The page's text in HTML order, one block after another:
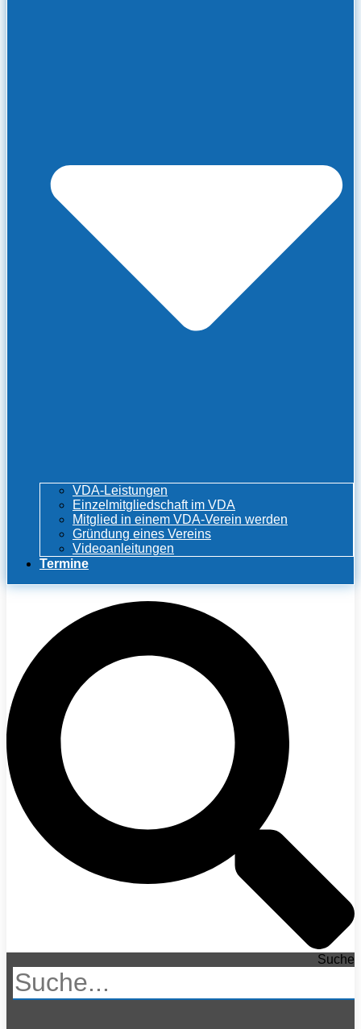
VDA-Leistungen
Einzelmitgliedschaft im VDA
Mitglied in einem VDA-Verein werden
Gründung eines Vereins
Videoanleitungen
Termine
Suche